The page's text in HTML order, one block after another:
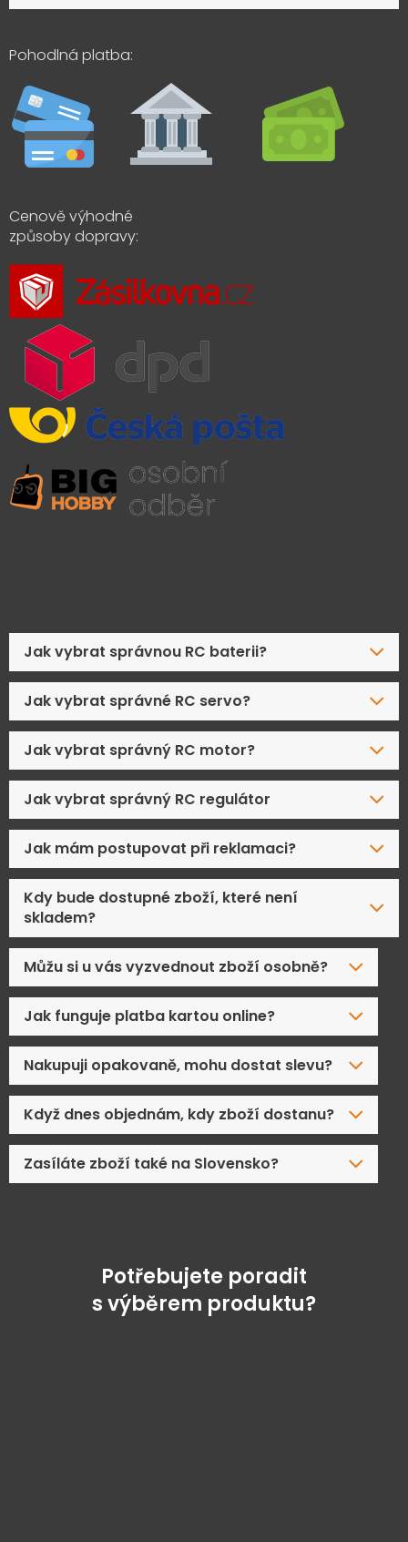
Pohodlná platba:
Cenově výhodné
způsoby dopravy:
Jak vybrat správnou RC baterii?
Jak vybrat správné RC servo?
Jak vybrat správný RC motor?
Jak vybrat správný RC regulátor
Jak mám postupovat při reklamaci?
Kdy bude dostupné zboží, které není
skladem?
Můžu si u vás vyzvednout zboží osobně?
Jak funguje platba kartou online?
Nakupuji opakovaně, mohu dostat slevu?
Když dnes objednám, kdy zboží dostanu?
Zasíláte zboží také na Slovensko?
Potřebujete poradit
s výběrem produktu?